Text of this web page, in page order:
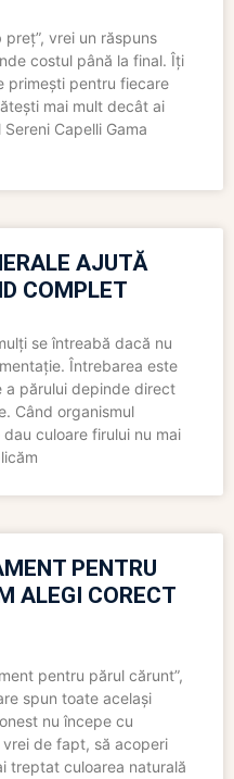
vrei un răspuns
costul până la final. Îți
primești pentru fiecare
mai mult decât ai
Capelli Gama
AJUTĂ
COMPLET
se întreabă dacă nu
Întrebarea este
părului depinde direct
Când organismul
culoare firului nu mai
PENTRU
ALEGI CORECT
pentru părul cărunt”,
spun toate același
nu începe cu
de fapt, să acoperi
treptat culoarea naturală